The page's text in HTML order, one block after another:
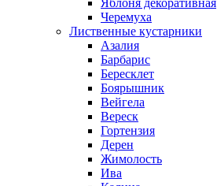
Яблоня декоративная
Черемуха
Лиственные кустарники
Азалия
Барбарис
Бересклет
Боярышник
Вейгела
Вереск
Гортензия
Дерен
Жимолость
Ива